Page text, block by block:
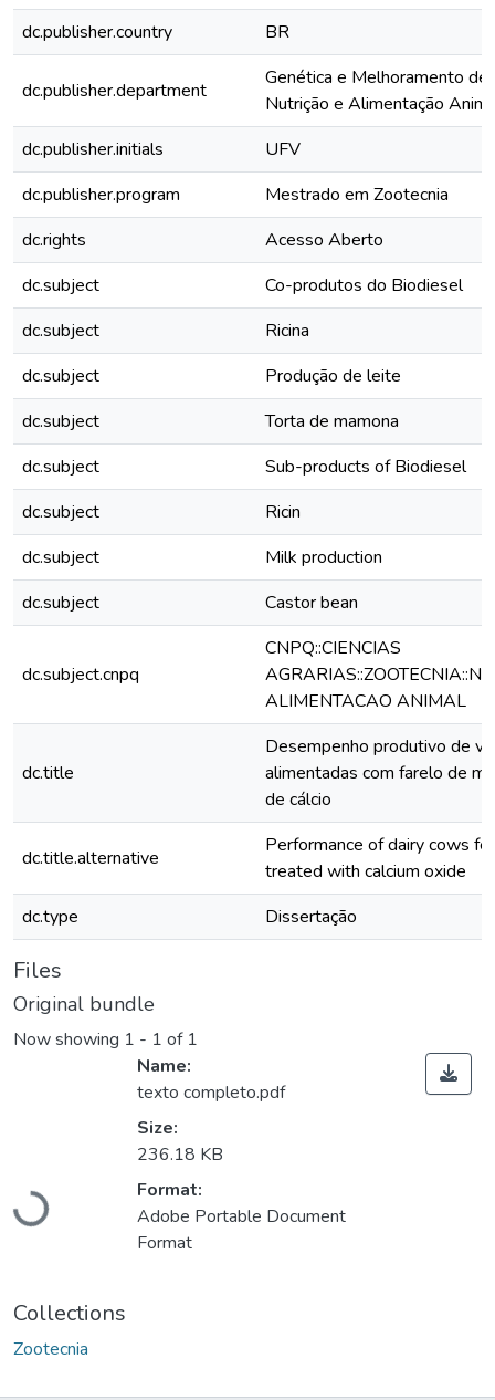
dc.publisher.country
BR
dc.publisher.department
Genética e Melhoramento
Nutrição e Alimentação
dc.publisher.initials
UFV
dc.publisher.program
Mestrado em Zootecnia
dc.rights
Acesso Aberto
dc.subject
Co-produtos do Biodiesel
dc.subject
Ricina
dc.subject
Produção de leite
dc.subject
Torta de mamona
dc.subject
Sub-products of Biodiesel
dc.subject
Ricin
dc.subject
Milk production
dc.subject
Castor bean
dc.subject.cnpq
CNPQ::CIENCIAS
ALIMENTACAO ANIMAL
dc.title
Desempenho produtivo de
alimentadas com farelo de
de cálcio
dc.title.alternative
Performance of dairy cows
treated with calcium oxide
dc.type
Dissertação
Files
Original bundle
Now showing 1 - 1 of 1
Loading...
Name:
texto completo.pdf
Size:
236.18 KB
Format:
Adobe Portable Document
Format
Collections
Zootecnia